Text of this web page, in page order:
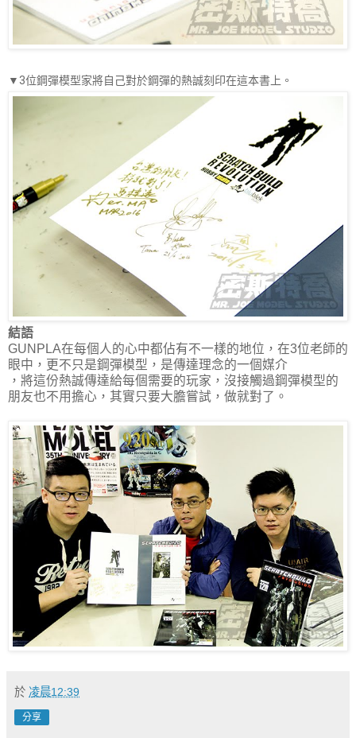
▼3位鋼彈模型家將自己對於鋼彈的熱誠刻印在這本書上。
結語
GUNPLA在每個人的心中都佔有不一樣的地位，在3位老師的
眼中，更不只是鋼彈模型，是傳達理念的一個媒介
，將這份熱誠傳達給每個需要的玩家，沒接觸過鋼彈模型的
朋友也不用擔心，其實只要大膽嘗試，做就對了。
於 凌晨12:39
分享